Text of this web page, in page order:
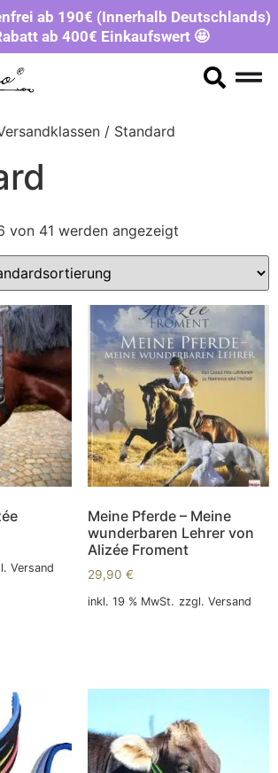
ab 190€ (Innerhalb Deutschlands)
ab 400€ Einkaufswert 🤩
/ Standard
von 41 werden angezeigt
Versand
Meine Pferde – Meine
wunderbaren Lehrer von
Alizée Froment
29,90 €
inkl. 19 % MwSt. zzgl. Versand